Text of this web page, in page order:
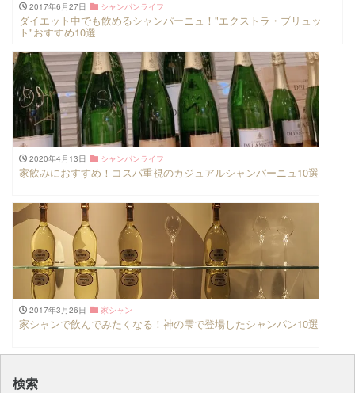
2017年6月27日 シャンパンライフ
ダイエット中でも飲めるシャンパーニュ！"エクストラ・ブリュッ
ト"おすすめ10選
2020年4月13日 シャンパンライフ
家飲みにおすすめ！コスパ重視のカジュアルシャンパーニュ10選
2017年3月26日 家シャン
家シャンで飲んでみたくなる！神の雫で登場したシャンパン10選
検索